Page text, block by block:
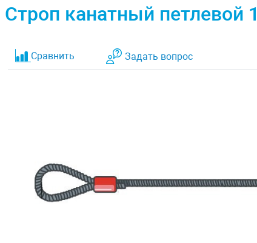
Строп канатный петлевой
Сравнить Задать вопрос